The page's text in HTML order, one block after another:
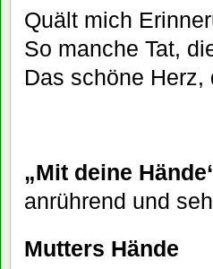
Quält mich
So manche Tat,
Das schöne
„Mit deine
anrührend und
Mutters Hände